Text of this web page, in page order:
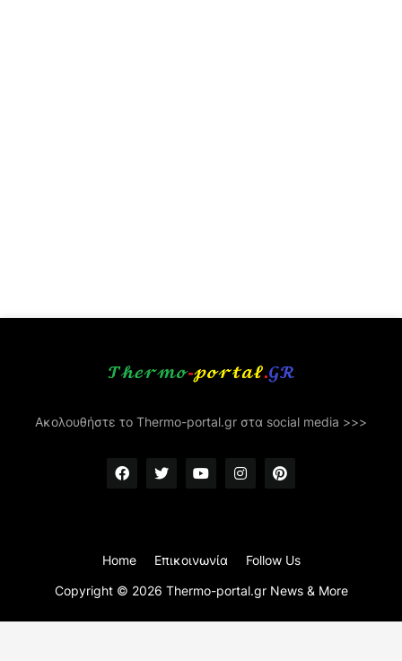
Ακολουθήστε το Thermo-portal.gr στα social media >>>
Copyright © 2026 Thermo-portal.gr News & More
Home Επικοινωνία Follow Us